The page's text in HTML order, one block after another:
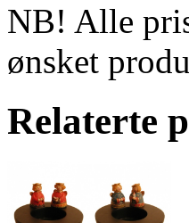
NB! Alle
ønsket
Relaterte